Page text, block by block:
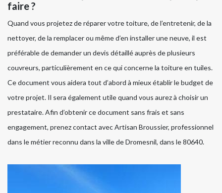
faire ?
Quand vous projetez de réparer votre toiture, de l’entretenir, de la
nettoyer, de la remplacer ou même d’en installer une neuve, il est
préférable de demander un devis détaillé auprès de plusieurs
couvreurs, particulièrement en ce qui concerne la toiture en tuiles.
Ce document vous aidera tout d’abord à mieux établir le budget de
votre projet. Il sera également utile quand vous aurez à choisir un
prestataire. Afin d’obtenir ce document sans frais et sans
engagement, prenez contact avec Artisan Broussier, professionnel
dans le métier reconnu dans la ville de Dromesnil, dans le 80640.